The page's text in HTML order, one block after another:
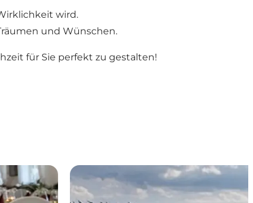
wird.
und Wünschen.
für Sie perfekt zu gestalten!